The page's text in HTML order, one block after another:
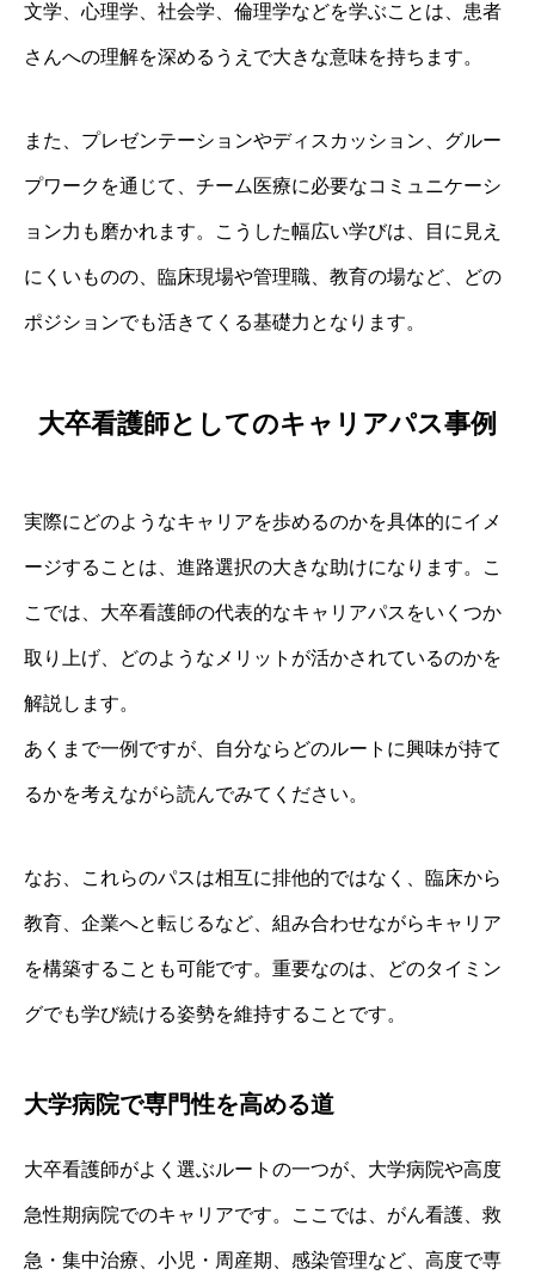
文学、心理学、社会学、倫理学などを学ぶことは、患者
さんへの理解を深めるうえで大きな意味を持ちます。
また、プレゼンテーションやディスカッション、グルー
プワークを通じて、チーム医療に必要なコミュニケーシ
ョン力も磨かれます。こうした幅広い学びは、目に見え
にくいものの、臨床現場や管理職、教育の場など、どの
ポジションでも活きてくる基礎力となります。
大卒看護師としてのキャリアパス事例
実際にどのようなキャリアを歩めるのかを具体的にイメ
ージすることは、進路選択の大きな助けになります。こ
こでは、大卒看護師の代表的なキャリアパスをいくつか
取り上げ、どのようなメリットが活かされているのかを
解説します。
あくまで一例ですが、自分ならどのルートに興味が持て
るかを考えながら読んでみてください。
なお、これらのパスは相互に排他的ではなく、臨床から
教育、企業へと転じるなど、組み合わせながらキャリア
を構築することも可能です。重要なのは、どのタイミン
グでも学び続ける姿勢を維持することです。
大学病院で専門性を高める道
大卒看護師がよく選ぶルートの一つが、大学病院や高度
急性期病院でのキャリアです。ここでは、がん看護、救
急・集中治療、小児・周産期、感染管理など、高度で専